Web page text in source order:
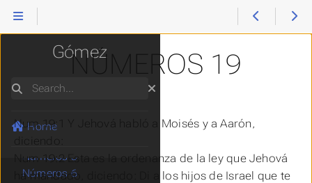
NÚMEROS 19
Num 19:1 Y Jehová habló a Moisés y a Aarón,
diciendo:
Num 19:2 Esta es
la ordenanza de la ley que Jehová
ha mandado, diciendo: Di a los hijos de Israel que te
Reina Valera
Gómez
Search
Home
Génesis
Números 1
Números 3
Números 4
Números 5
Números 6